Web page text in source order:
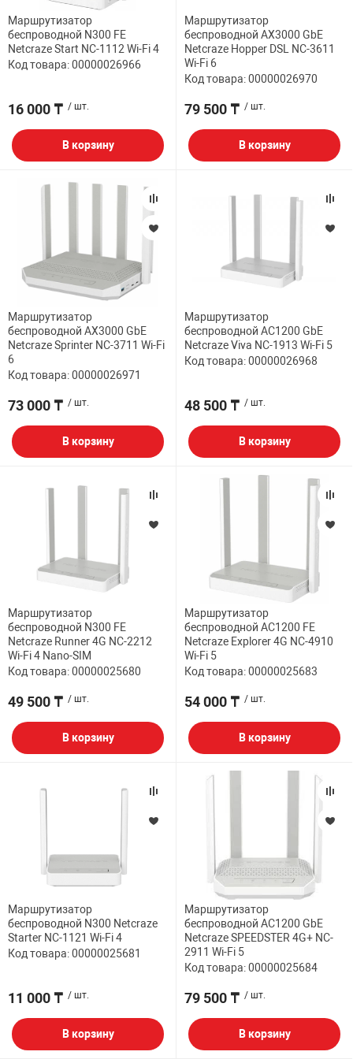
PCI АДАПТЕРЫ
USB
CARD RIDER
CD-DVD ДИСКИ
ЛЕНТА ДЛЯ
ДОМА
Маршрутизатор
беспроводной N300 FE
Netcraze Start NC-1112 Wi-Fi 4
Код товара: 00000026966
16 000 ₸ / шт.
В корзину
Маршрутизатор
беспроводной AX3000 GbE
Netcraze Hopper DSL NC-3611
Wi-Fi 6
Код товара: 00000026970
79 500 ₸ / шт.
В корзину
Маршрутизатор
беспроводной AX3000 GbE
Netcraze Sprinter NC-3711 Wi-Fi
6
Код товара: 00000026971
73 000 ₸ / шт.
В корзину
Маршрутизатор
беспроводной AC1200 GbE
Netcraze Viva NC-1913 Wi-Fi 5
Код товара: 00000026968
48 500 ₸ / шт.
В корзину
Маршрутизатор
беспроводной N300 FE
Netcraze Runner 4G NC-2212
Wi-Fi 4 Nano-SIM
Код товара: 00000025680
49 500 ₸ / шт.
В корзину
Маршрутизатор
беспроводной AC1200 FE
Netcraze Explorer 4G NC-4910
Wi-Fi 5
Код товара: 00000025683
54 000 ₸ / шт.
В корзину
Маршрутизатор
беспроводной N300 Netcraze
Starter NC-1121 Wi-Fi 4
Код товара: 00000025681
11 000 ₸ / шт.
В корзину
Маршрутизатор
беспроводной AC1200 GbE
Netcraze SPEEDSTER 4G+ NC-
2911 Wi-Fi 5
Код товара: 00000025684
79 500 ₸ / шт.
В корзину